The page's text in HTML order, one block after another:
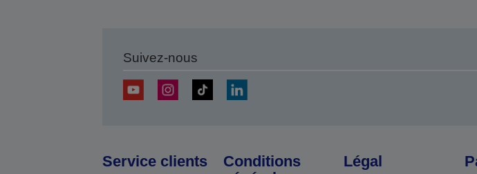
Suivez-nous
Service clients
Conditions
Légal